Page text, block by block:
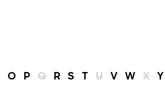
O P Q R S T U V W X Y